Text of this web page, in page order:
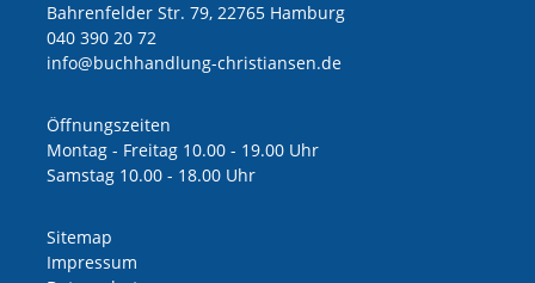
Bahrenfelder Str. 79, 22765 Hamburg
040 390 20 72
ed.nesnaitsirhc-gnuldnahhcub@ofni
Öffnungszeiten
Montag - Freitag 10.00 - 19.00 Uhr
Samstag 10.00 - 18.00 Uhr
Sitemap
Impressum